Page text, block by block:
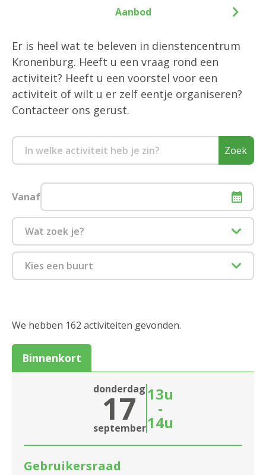
Er is heel wat te beleven in dienstencentrum
Kronenburg. Heeft u een vraag rond een
activiteit? Heeft u een voorstel voor een
activiteit of wilt u er zelf eentje organiseren?
Contacteer ons gerust.
Zoek
Vanaf
Wat zoek je?
Cursus en workshop
Infosessie
Informatiesessie assistentiewoningen
Sluiten
Kies een buurt
2018 Antwerpen
2020 Antwerpen
2030 Antwerpen
2040 Berendrecht
2050 Antwerpen-Linkeroever
Sluiten
We hebben 162 activiteiten gevonden.
Binnenkort
donderdag
17
september
13u
-
14u
Gebruikersraad
Aanbod